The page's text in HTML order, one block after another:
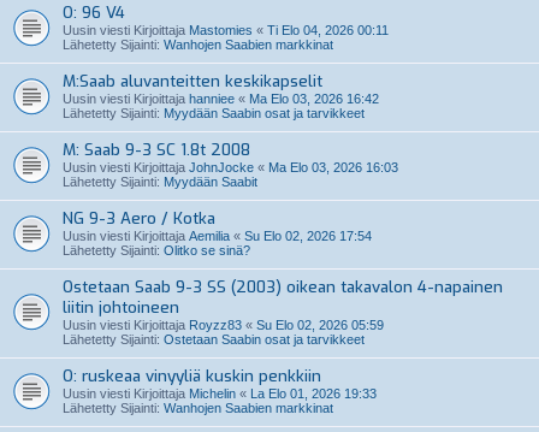
O: 96 V4
Uusin viesti Kirjoittaja Mastomies « Ti Elo 04, 2026 00:11
Lähetetty Sijainti: Wanhojen Saabien markkinat
M:Saab aluvanteitten keskikapselit
Uusin viesti Kirjoittaja hanniee « Ma Elo 03, 2026 16:42
Lähetetty Sijainti: Myydään Saabin osat ja tarvikkeet
M: Saab 9-3 SC 1.8t 2008
Uusin viesti Kirjoittaja JohnJocke « Ma Elo 03, 2026 16:03
Lähetetty Sijainti: Myydään Saabit
NG 9-3 Aero / Kotka
Uusin viesti Kirjoittaja Aemilia « Su Elo 02, 2026 17:54
Lähetetty Sijainti: Olitko se sinä?
Ostetaan Saab 9-3 SS (2003) oikean takavalon 4-napainen
liitin johtoineen
Uusin viesti Kirjoittaja Royzz83 « Su Elo 02, 2026 05:59
Lähetetty Sijainti: Ostetaan Saabin osat ja tarvikkeet
O: ruskeaa vinyyliä kuskin penkkiin
Uusin viesti Kirjoittaja Michelin « La Elo 01, 2026 19:33
Lähetetty Sijainti: Wanhojen Saabien markkinat